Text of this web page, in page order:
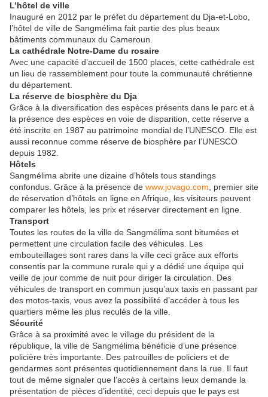
L’hôtel de ville
Inauguré en 2012 par le préfet du département du Dja-et-Lobo,
l’hôtel de ville de Sangmélima fait partie des plus beaux
bâtiments communaux du Cameroun.
La cathédrale Notre-Dame du rosaire
Avec une capacité d’accueil de 1500 places, cette cathédrale est
un lieu de rassemblement pour toute la communauté chrétienne
du département.
La réserve de biosphère du Dja
Grâce à la diversification des espèces présents dans le parc et à
la présence des espèces en voie de disparition, cette réserve a
été inscrite en 1987 au patrimoine mondial de l’UNESCO. Elle est
aussi reconnue comme réserve de biosphère par l’UNESCO
depuis 1982.
Hôtels
Sangmélima abrite une dizaine d’hôtels tous standings
confondus. Grâce à la présence de www.jovago.com , premier site
de réservation d’hôtels en ligne en Afrique, les visiteurs peuvent
comparer les hôtels, les prix et réserver directement en ligne.
Transport
Toutes les routes de la ville de Sangmélima sont bitumées et
permettent une circulation facile des véhicules. Les
embouteillages sont rares dans la ville ceci grâce aux efforts
consentis par la commune rurale qui y a dédié une équipe qui
veille de jour comme de nuit pour diriger la circulation. Des
véhicules de transport en commun jusqu’aux taxis en passant par
des motos-taxis, vous avez la possibilité d’accéder à tous les
quartiers même les plus reculés de la ville.
Sécurité
Grâce à sa proximité avec le village du président de la
république, la ville de Sangmélima bénéficie d’une présence
policière très importante. Des patrouilles de policiers et de
gendarmes sont présentes quotidiennement dans la rue. Il faut
tout de même signaler que l’accès à certains lieux demande la
présentation de pièces d’identité, ceci depuis que le pays est